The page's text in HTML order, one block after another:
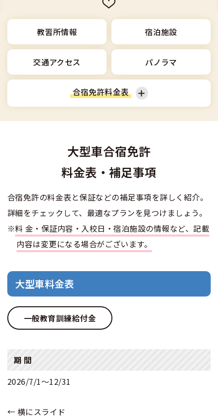
準中型車
中型車
大型車
普通二種
中型二種
大型二種
特集ページ一覧
格安シーズン料金
出発地別おすすめ校
こだわり、テーマから探す
360度パノラマ教習所
教育訓練給付金制度
受験資格特例教習
お気に入りの教習所
安心・お得・早い・充実の合宿免許
合宿免許選びのアドバイス
合宿免許の入校までの流れ
合宿免許での免許取得の流れ
合宿に関わる料金について
合宿費用のお支払いについて
合宿免許 体験談・口コミ
合宿免許 よくある質問
まるわかり！合宿免許Q＆A
合宿免許で最短合格するには
高校生は運転免許を取れる？
免許取消・失効による再取得
冬・雪国の合宿免許は大丈夫？
全国の運転免許試験場(免許センター)
本免学科試験問題に挑戦
合宿免許ナビについて
会社情報・代表メッセージ
会社概要
登録商標
特定商取引法に基づく表示
お気に入りの教習所一覧
運転者適性診断
0120-49-5522
入校申込
教習所情報 宿泊施設
交通アクセス パノラマ
合宿免許料金表
普通車 普通二輪
大型二輪 準中型車
大特 けん引
大型車合宿免許
料金表・補足事項
合宿免許の料金表と保証などの補足事項を詳しく紹介。
詳細をチェックして、最適なプランを見つけましょう。
※料金・保証内容・入校日・宿泊施設の情報など、記載
内容は変更になる場合がございます。
大型車料金表
一般教育訓練給付金
期 間
2026/7/1〜12/31